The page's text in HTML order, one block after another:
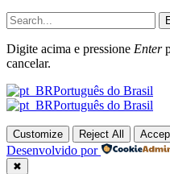
Digite acima e pressione Enter
cancelar.
Português do Brasil
Português do Brasil
Customize Reject All
Desenvolvido por
✖